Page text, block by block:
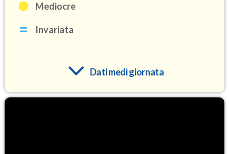
Mediocre
Invariata
Dati medi giornata